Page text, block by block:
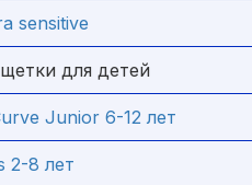
sensitive
для детей
Junior 6-12 лет
2-8 лет